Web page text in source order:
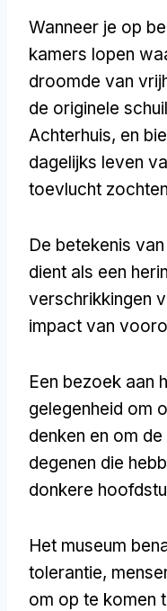
Wanneer je op
kamers lopen
droomde van
de originele
Achterhuis, en
dagelijks leven
toevlucht
De betekenis
dient als een
verschrikkingen
impact van
Een bezoek aan
gelegenheid om
denken en om
degenen die
donkere
Het museum
tolerantie,
om op te komen